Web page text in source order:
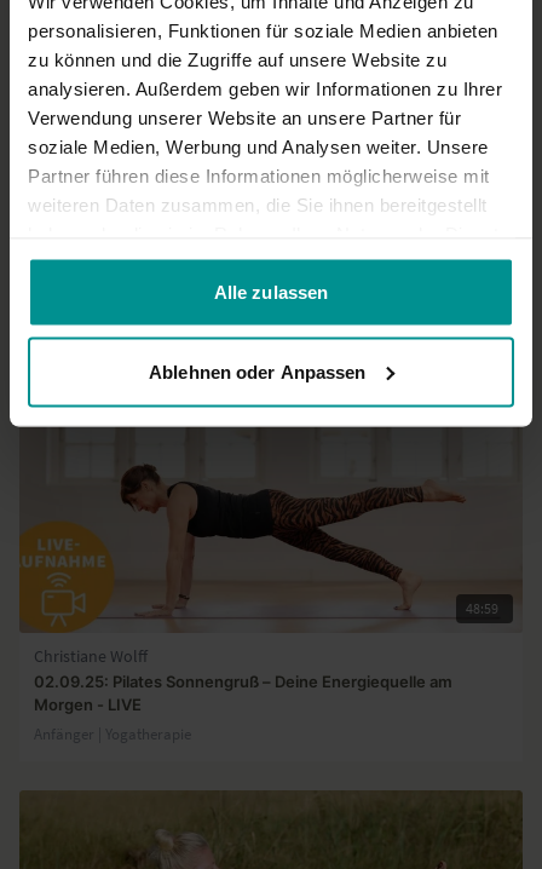
personalisieren, Funktionen für soziale Medien anbieten
zu können und die Zugriffe auf unsere Website zu
analysieren. Außerdem geben wir Informationen zu Ihrer
Verwendung unserer Website an unsere Partner für
soziale Medien, Werbung und Analysen weiter. Unsere
Partner führen diese Informationen möglicherweise mit
weiteren Daten zusammen, die Sie ihnen bereitgestellt
gesammelt haben.
Alle zulassen
Ablehnen oder Anpassen
Andrea B. Juli 07, 2025
vielen Dank für das training, gerne würde ich noch etwas
mehr Freude in der Stimme am Morgen wahrnehmen, etwas
weniger "geregelt", dafür etwas "lockerer". Danke
0
Mehr laden
48:59
Christiane Wolff
02.09.25: Pilates Sonnengruß – Deine Energiequelle am
Morgen - LIVE
Anfänger | Yogatherapie